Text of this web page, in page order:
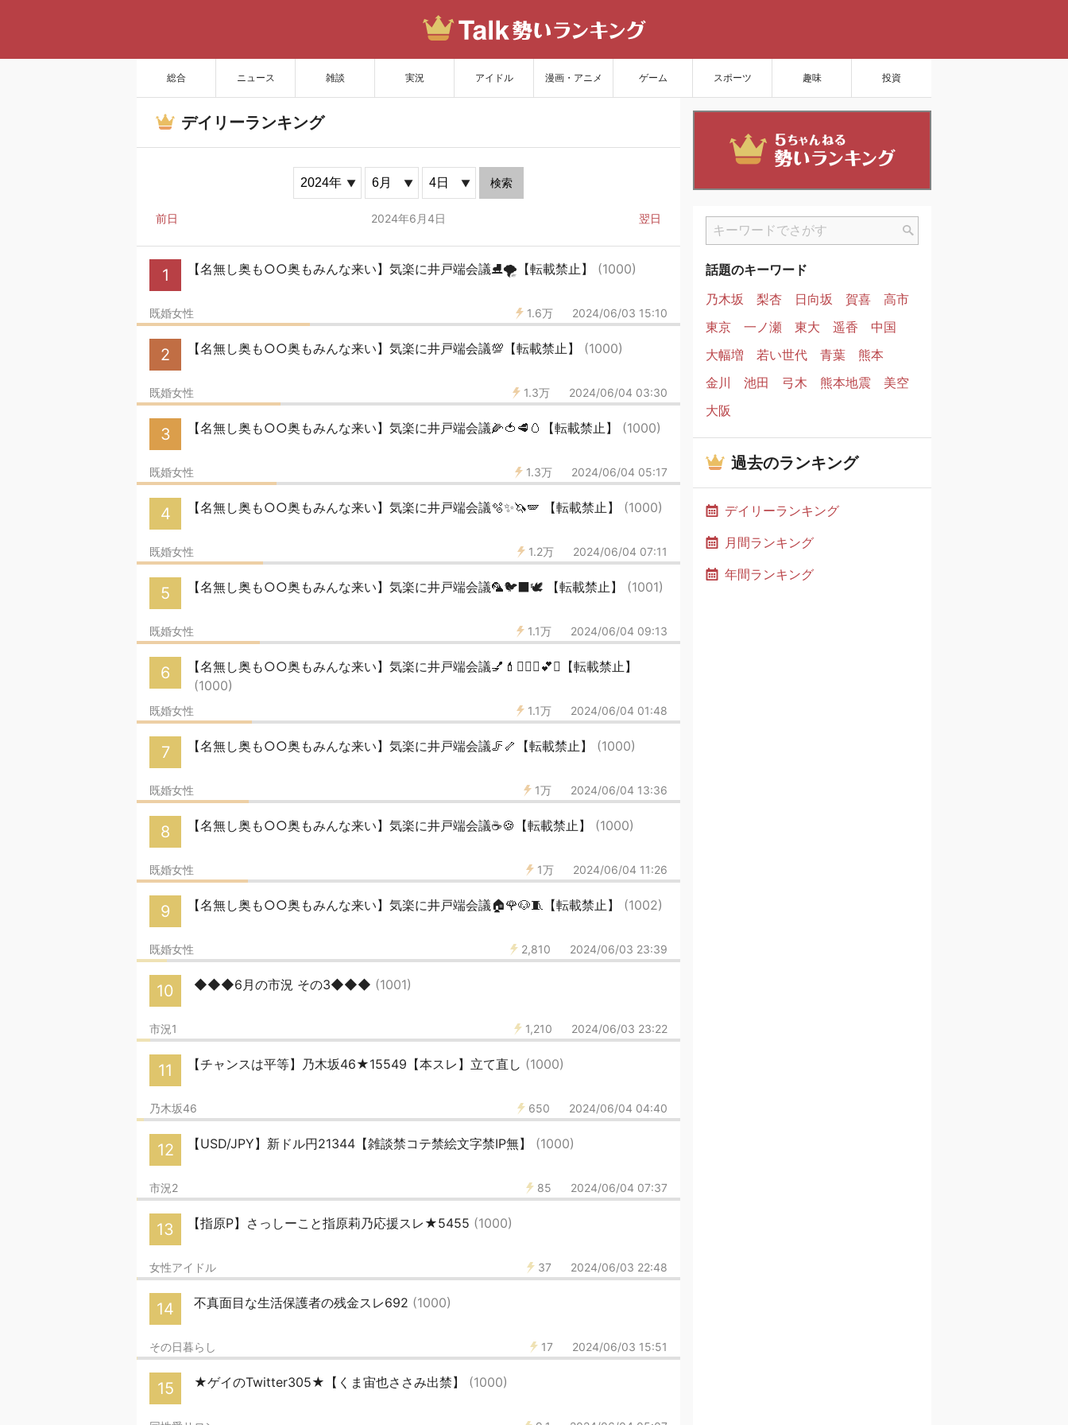
総合 ニュース 雑談 実況 アイドル 漫画・アニメ ゲーム スポーツ 趣味 投資
サイトを更新
デイリーランキング
検索
前日 2024年6月4日 翌日
1 【名無し奥も○○奥もみんな来い】気楽に井戸端会議⛸🌪【転載禁止】 (1000)
1.6万 2024/06/03 15:10
既婚女性
2 【名無し奥も○○奥もみんな来い】気楽に井戸端会議💯【転載禁止】 (1000)
1.3万 2024/06/04 03:30
既婚女性
3 【名無し奥も○○奥もみんな来い】気楽に井戸端会議🌽🍅🥩🥚【転載禁止】 (1000)
1.3万 2024/06/04 05:17
既婚女性
4 【名無し奥も○○奥もみんな来い】気楽に井戸端会議🫧✨🦄🪽 【転載禁止】 (1000)
1.2万 2024/06/04 07:11
既婚女性
5 【名無し奥も○○奥もみんな来い】気楽に井戸端会議🦜🐦‍⬛🕊 【転載禁止】 (1001)
1.1万 2024/06/04 09:13
既婚女性
6
【名無し奥も○○奥もみんな来い】気楽に井戸端会議💅💄💆🏻‍♀️💕✨【転載禁止】
(1000)
1.1万 2024/06/04 01:48
既婚女性
7 【名無し奥も○○奥もみんな来い】気楽に井戸端会議🦵🦴【転載禁止】 (1000)
1万 2024/06/04 13:36
既婚女性
8 【名無し奥も○○奥もみんな来い】気楽に井戸端会議☕🍪【転載禁止】 (1000)
1万 2024/06/04 11:26
既婚女性
9 【名無し奥も○○奥もみんな来い】気楽に井戸端会議🏠🌹🐶🧵【転載禁止】 (1002)
2,810 2024/06/03 23:39
既婚女性
10 ◆◆◆6月の市況 その3◆◆◆ (1001)
1,210 2024/06/03 23:22
市況1
11 【チャンスは平等】乃木坂46★15549【本スレ】立て直し (1000)
650 2024/06/04 04:40
乃木坂46
12 【USD/JPY】新ドル円21344【雑談禁コテ禁絵文字禁IP無】 (1000)
85 2024/06/04 07:37
市況2
13 【指原P】さっしーこと指原莉乃応援スレ★5455 (1000)
37 2024/06/03 22:48
女性アイドル
14 不真面目な生活保護者の残金スレ692 (1000)
17 2024/06/03 15:51
その日暮らし
15 ★ゲイのTwitter305★【くま宙也ささみ出禁】 (1000)
話題のキーワード
乃木坂
梨杏 日向坂 賀喜
高市
東京
一ノ瀬 東大 遥香
中国
大幅増
若い世代 青葉
熊本
金川
池田 弓木 熊本地震
美空
大阪
過去のランキング
デイリーランキング
月間ランキング
年間ランキング